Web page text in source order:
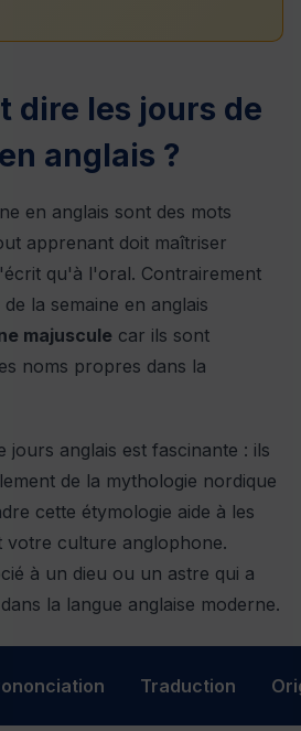
dire les jours de
anglais ?
en anglais sont des mots
apprenant doit maîtriser
qu'à l'oral. Contrairement
la semaine en anglais
majuscule car ils sont
noms propres dans la
jours anglais est fascinante : ils
de la mythologie nordique
cette étymologie aide à les
votre culture anglophone.
à un dieu ou un astre qui a
la langue anglaise moderne.
Traduction